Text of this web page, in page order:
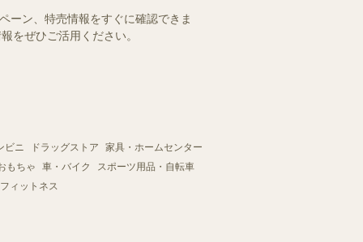
ーン、特売情報をすぐに確認できま
をぜひご活用ください。
ビニ ドラッグストア
家具・ホームセンター
もちゃ 車・バイク
スポーツ用品・自転車
ィットネス